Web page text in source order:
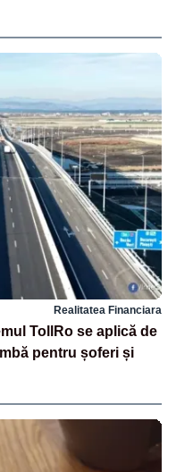
Realitatea Financiara
TollRo se aplică de
pentru șoferi și